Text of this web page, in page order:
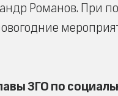
Романов. При
ЗГО по